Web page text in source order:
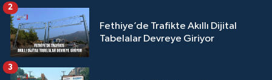
Fethiye’de Trafikte Akıllı Dijital
Tabelalar Devreye Giriyor
2
3